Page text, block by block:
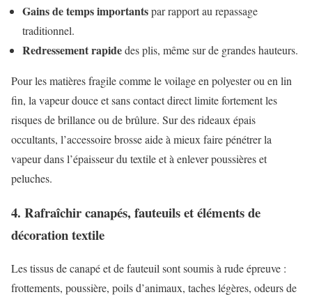
Gains de temps importantspar rapport au repassage
traditionnel.
Redressement rapidedes plis, même sur de grandes hauteurs.
Pour les matières fragile comme le voilage en polyester ou en lin
fin, la vapeur douce et sans contact direct limite fortement les
risques de brillance ou de brûlure. Sur des rideaux épais
occultants, l’accessoire brosse aide à mieux faire pénétrer la
vapeur dans l’épaisseur du textile et à enlever poussières et
peluches.
4. Rafraîchir canapés, fauteuils et éléments de
décoration textile
Les tissus de canapé et de fauteuil sont soumis à rude épreuve :
frottements, poussière, poils d’animaux, taches légères, odeurs de